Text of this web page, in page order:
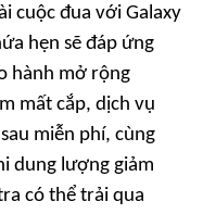
cuộc đua với Galaxy
hẹn sẽ đáp ứng
hành mở rộng
mất cắp, dịch vụ
miễn phí, cùng
dung lượng giảm
có thể trải qua